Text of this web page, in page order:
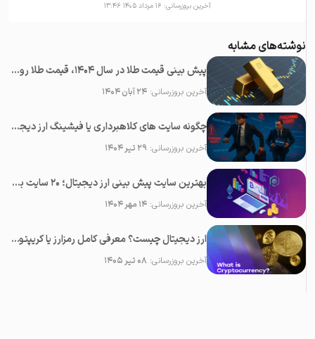
آخرین بروزرسانی: ۱۶ مرداد ۱۴۰۵ ۱۳:۴۶
نوشته‌های مشابه
پیش بینی قیمت طلا در سال 1404، قیمت طلا روبه افزایش است یا کاهش؟
آخرین بروزرسانی:۲۴ آبان ۱۴۰۴
چگونه سایت های کلاهبرداری یا فیشینگ ارز دیجیتال را شناسایی کنیم؟
آخرین بروزرسانی:۲۹ تیر ۱۴۰۴
بهترین سایت پیش بینی ارز دیجیتال؛ ۲0 سایت برتر تحلیل کریپتو
آخرین بروزرسانی:۱۴ مهر ۱۴۰۴
ارز دیجیتال چیست؟ معرفی کامل رمزارز یا کریپتوکارنسی
آخرین بروزرسانی:۰۸ تیر ۱۴۰۵